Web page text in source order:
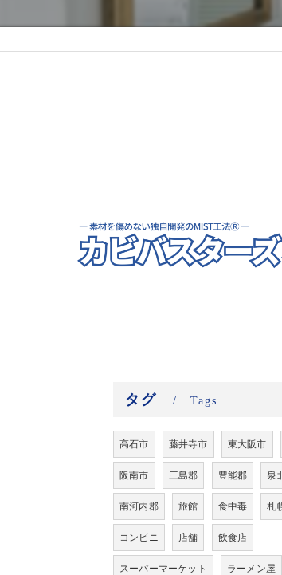
レジャー施設のカビ取り
タグ Tags
高石市 藤井寺市 東大阪市
阪南市 三島郡 豊能郡 泉
南河内郡 旅館 食中毒 札
コンビニ 店舗 飲食店
スーパーマーケット ラーメン屋